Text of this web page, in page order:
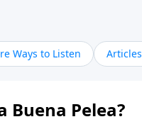
Ways to Listen Articles
Buena Pelea?